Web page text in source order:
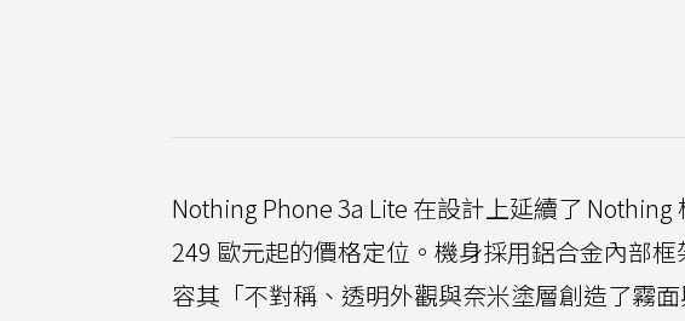
Nothing Phone 3a Lite 在設計上延續了
249 歐元起的價格定位。機身採用鋁合金內部
容其「不對稱、透明外觀與奈米塗層創造了霧